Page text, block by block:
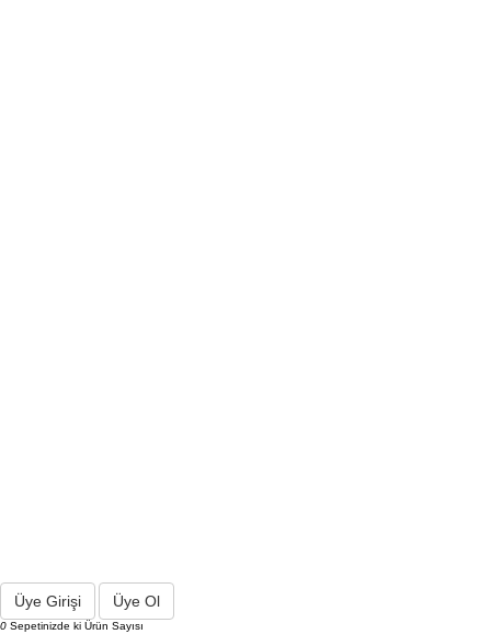
Üye Girişi Üye Ol
0 Sepetinizde ki Ürün Sayısı